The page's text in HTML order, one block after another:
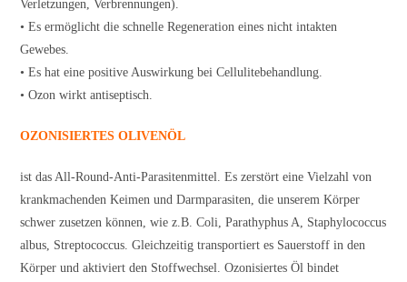
Verletzungen, Verbrennungen).
• Es ermöglicht die schnelle Regeneration eines nicht intakten
Gewebes.
• Es hat eine positive Auswirkung bei Cellulitebehandlung.
• Ozon wirkt antiseptisch.
OZONISIERTES OLIVENÖL
ist das All-Round-Anti-Parasitenmittel. Es zerstört eine Vielzahl von
krankmachenden Keimen und Darmparasiten, die unserem Körper
schwer zusetzen können, wie z.B. Coli, Parathyphus A, Staphylococcus
albus, Streptococcus. Gleichzeitig transportiert es Sauerstoff in den
Körper und aktiviert den Stoffwechsel. Ozonisiertes Öl bindet